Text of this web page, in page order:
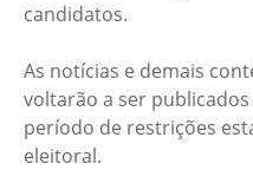
candidatos.
As notícias e demais
voltarão a ser
período de restrições
eleitoral.